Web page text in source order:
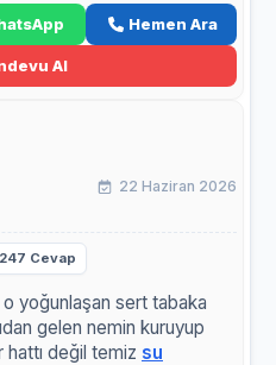
Hemen Ara
Al
22 Haziran 2026
247 Cevap
o yoğunlaşan sert tabaka
gelen nemin kuruyup
hattı değil temiz su